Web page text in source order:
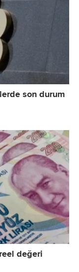
son durum
değeri